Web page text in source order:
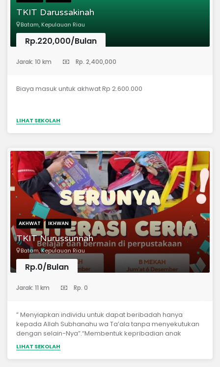
dan AkhlakHafalan dan Pengulangan Harian Kosa Kata
Bahasa Inggris &amp; Arab
TKIT Darussakinah
Batam, Kepulauan Riau
Rp.220,000/Bulan
Jarak: 10 km Rp. 2,400,000
Biaya masuk untuk akhwat Rp 2.600.000
LIHAT SEKOLAH
AKHWAT IKHWAN
TKIT Nurussunnah
Batam, Kepulauan Riau
Rp.0/Bulan
Jarak: 11 km Rp. 0
” Menyiapkan individu untuk dapat beribadah hanya
kepada Allah Subhanahu wa Ta’ala tanpa menyekutukan
dengan selain-Nya”.“Membentuk kepribadian anak
berdasarkan Al Qur’an &amp; As-sunnah sesuai dengan
pemahaman para sahabat “.“Menanamkan Ghiroh &amp;
kecintaan kepada Ajaran Islam pada diri anak”
LIHAT SEKOLAH